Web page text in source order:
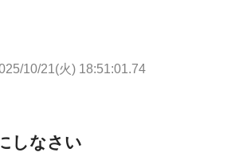
10/21(火) 18:51:01.74
しなさい